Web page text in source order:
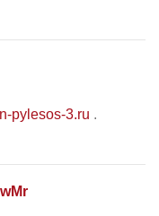
pylesos-3.ru .